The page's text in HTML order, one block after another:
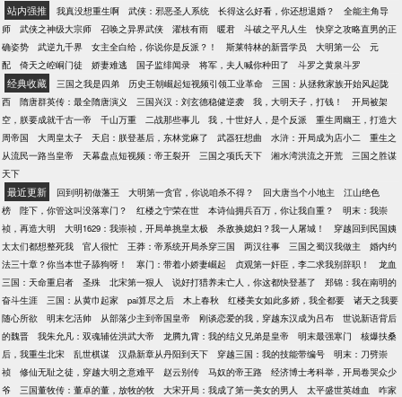
站内强推 我真没想重生啊 武侠：邪恶圣人系统 长得这么好看，你还想退婚？
全能主角导
师
武侠之神级大宗师 召唤之异界武侠 濯枝有雨 暖君 斗破之平凡人生
快穿之攻略直男的正
确姿势
武逆九千界 女主全白给，你说你是反派？！ 斯莱特林的新晋学员 大明第一公
元
配
倚天之崆峒门徒 娇妻难逃 国子监绯闻录 将军，夫人喊你种田了 斗罗之黄泉斗罗
经典收藏 三国之我是四弟 历史王朝崛起短视频引领工业革命
三国：从拯救家族开始风起陇
西
隋唐群英传：最全隋唐演义 三国兴汉：刘玄德稳健逆袭 我，大明天子，打钱！
开局被架
空，朕要成就千古一帝
千山万重 二战那些事儿 我，十世好人，是个反派
重生周幽王，打造大
周帝国
大周皇太子 天启：朕登基后，东林党麻了 武器狂想曲 水浒：开局成为店小二
重生之
从流民一路当皇帝
天幕盘点短视频：帝王裂开 三国之项氏天下 湘水湾洪流之开荒
三国之胜谋
天下
最近更新 回到明初做藩王 大明第一贪官，你说咱杀不得？ 回大唐当个小地主
江山绝色
榜
陛下，你管这叫没落寒门？ 红楼之宁荣在世 本诗仙拥兵百万，你让我自重？
明末：我崇
祯，再造大明
大明1629：我崇祯，开局单挑皇太极 杀敌换媳妇？我一人屠城！
穿越回到民国姨
太太们都想整死我
官人很忙 王莽：帝系统开局杀穿三国 两汉往事 三国之蜀汉我做主
婚内约
法三十章？你当本世子舔狗呀！
寒门：带着小娇妻崛起 贞观第一奸臣，李二求我别辞职！
龙血
三国：天命重启者
圣殊 北宋第一狠人 说好打猎养未亡人，你这都快登基了
郑锦：我在南明的
奋斗生涯
三国：从黄巾起家 pai算尽之后 木上春秋 红楼美女如此多娇，我全都要
诸天之我要
随心所欲
明末乞活帅 从部落少主到帝国皇帝 刚谈恋爱的我，穿越东汉成为吕布
世说新语背后
的魏晋
我朱允凡：双魂辅佐洪武大帝 龙腾九霄：我的结义兄弟是皇帝 明末最强寒门
核爆扶桑
后，我重生北宋
乱世棋谋 汉鼎新章从丹阳到天下 穿越三国：我的技能带编号
明末：刀劈崇
祯
修仙无耻之徒，穿越大明之意难平 赵云别传 马奴的帝王路
经济博士考科举，开局卷哭众少
爷
三国董牧传：董卓的董，放牧的牧 大宋开局：我成了第一美女的男人 太平盛世英雄血 咋家